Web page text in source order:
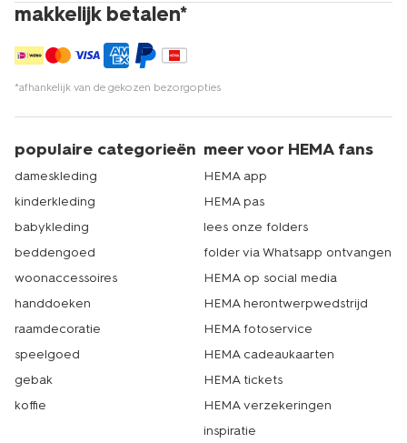
makkelijk betalen*
*afhankelijk van de gekozen bezorgopties
populaire categorieën
dameskleding
kinderkleding
babykleding
beddengoed
woonaccessoires
handdoeken
raamdecoratie
speelgoed
gebak
koffie
meer voor HEMA fans
HEMA app
HEMA pas
lees onze folders
folder via Whatsapp ontvangen
HEMA op social media
HEMA herontwerpwedstrijd
HEMA fotoservice
HEMA cadeaukaarten
HEMA tickets
HEMA verzekeringen
inspiratie